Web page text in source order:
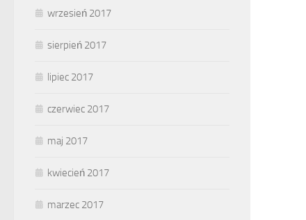
wrzesień 2017
sierpień 2017
lipiec 2017
czerwiec 2017
maj 2017
kwiecień 2017
marzec 2017